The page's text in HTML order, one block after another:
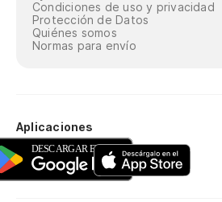
Condiciones de uso y privacidad
Protección de Datos
Quiénes somos
Normas para envío
Aplicaciones